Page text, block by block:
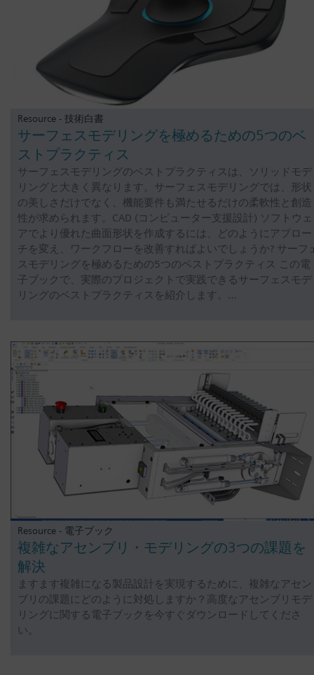
Resource - 技術白書
サーフェスモデリングを極めるための5つのベ
ストプラクティス
サーフェスモデリングのベストプラクティスは、ソリッドモデ
リングと大きく異なります。サーフェスモデリングでは、形状
の美しさだけでなく、機能要件も満たせるだけの柔軟性と創造
性が求められます。CAD (コンピューター支援設計) ソフトウェ
アでより優れた曲面形状を作成するには、どのようにアプロー
チを変え、ワークフローを改善すればよいでしょうか? サーフ
スモデリングを極めるための5つのベストプラクティス この電
子ブックで、実際のプロジェクトで実践できるサーフェスモデ
リングのベストプラクティスを紹介します。…
Resource - 電子ブック
複雑なアセンブリ・モデリングの3つの課題を
解決
ますます複雑になる製品設計を実現するために、複雑なアセン
ブリの課題にどのように対処しますか？高度なアセンブリモデ
リングに関する電子ブックを今すぐダウンロードしてくださ
い。